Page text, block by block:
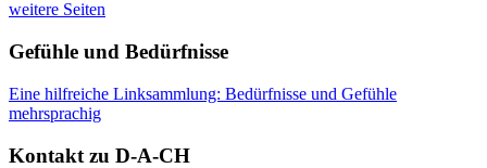
weitere Seiten
Gefühle und Bedürfnisse
Eine hilfreiche Linksammlung: Bedürfnisse und Gefühle
mehrsprachig
Kontakt zu D-A-CH